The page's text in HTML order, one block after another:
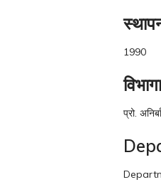
1990
प्रो.